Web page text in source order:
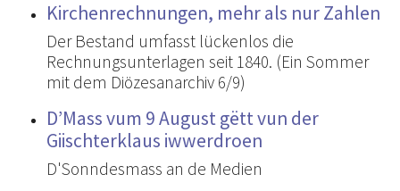
Kirchenrechnungen, mehr als nur Zahlen
Der Bestand umfasst lückenlos die
Rechnungsunterlagen seit 1840. (Ein Sommer
mit dem Diözesanarchiv 6/9)
D’Mass vum 9 August gëtt vun der
Giischterklaus iwwerdroen
D'Sonndesmass an de Medien